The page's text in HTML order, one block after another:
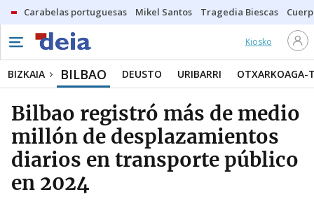
Carabelas portuguesas Mikel Santos Tragedia Biescas
Kiosko
BIZKAIA BILBAO DEUSTO URIBARRI OTXARKOAGA-
Bilbao registró más de medio
millón de desplazamientos
diarios en transporte público
en 2024